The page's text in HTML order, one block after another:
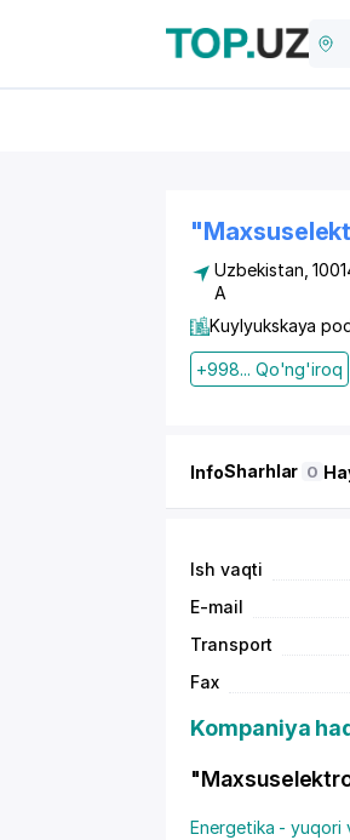
Uzbekistan,
A
Kuylyukskaya
+998... Qo'ng'iroq
InfoSharhlar 0
Ish vaqti
E-mail
Transport
Fax
Kompaniya
Energetika - yuqori